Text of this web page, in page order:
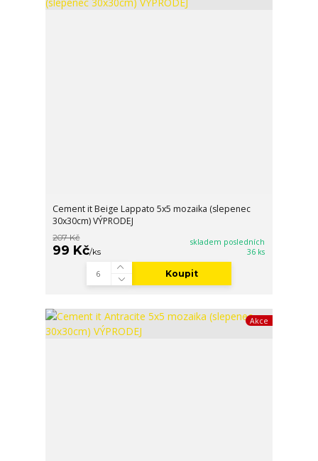
Cement it Beige Lappato 5x5 mozaika (slepenec
30x30cm) VÝPRODEJ
207 Kč
99 Kč/ks
skladem posledních
36 ks
Koupit
Akce